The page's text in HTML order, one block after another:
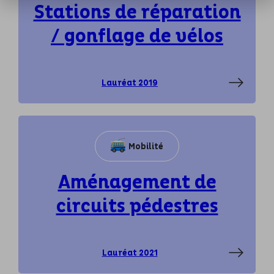
Stations de réparation
/ gonflage de vélos
Lauréat 2019
Mobilité
Aménagement de
circuits pédestres
Lauréat 2021